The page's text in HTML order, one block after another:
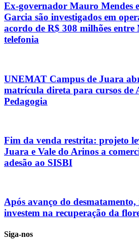
Ex-governador Mauro Mendes
Garcia são investigados em
acordo de R$ 308 milhões entre
telefonia
UNEMAT Campus de Juara
matrícula direta para cursos de
Pedagogia
Fim da venda restrita: projeto
Juara e Vale do Arinos a
adesão ao SISBI
Após avanço do
investem na recuperação da
Siga-nos